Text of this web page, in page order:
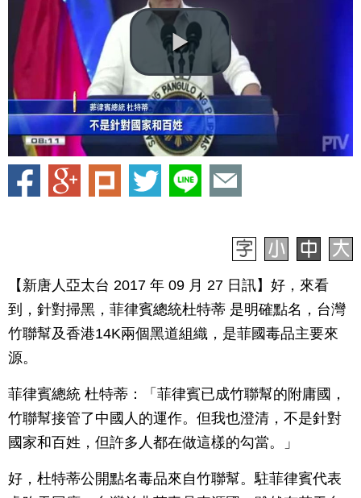
【新唐人亞太台 2017 年 09 月 27 日訊】好，來看
到，針對掃黑，菲律賓總統杜特蒂 是明確點名，台灣
竹聯幫及香港14K兩個黑道組織，是菲國毒品主要來
源。
菲律賓總統 杜特蒂：「菲律賓已成竹聯幫的附庸國，
竹聯幫接管了中國人的運作。但我也澄清，不是針對
國家和百姓，但許多人都在做這樣的勾當。」
好，杜特蒂公開點名毒品來自竹聯幫。駐菲律賓代表